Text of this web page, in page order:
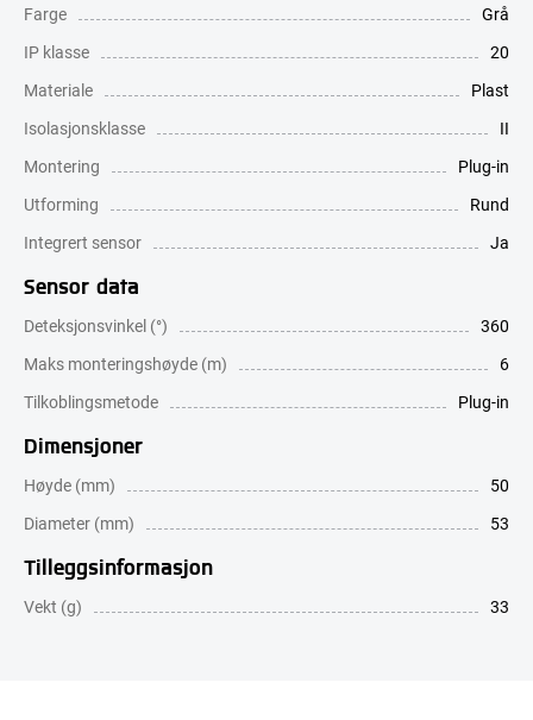
Farge
Grå
IP klasse
20
Materiale
Plast
Isolasjonsklasse
II
Montering
Plug-in
Utforming
Rund
Integrert sensor
Ja
Sensor data
Deteksjonsvinkel (°)
360
Maks monteringshøyde (m)
6
Tilkoblingsmetode
Plug-in
Dimensjoner
Høyde (mm)
50
Diameter (mm)
53
Tilleggsinformasjon
Vekt (g) 33